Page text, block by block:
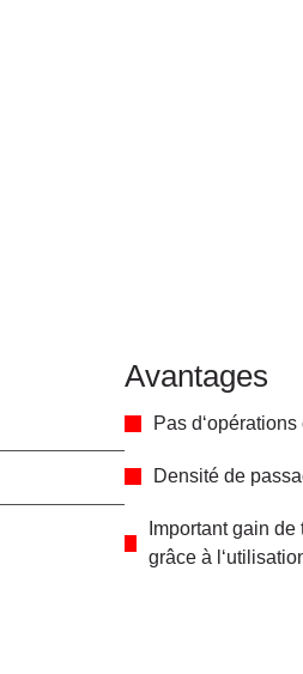
Avantages
Pas
Densité de
Important gain
grâce à